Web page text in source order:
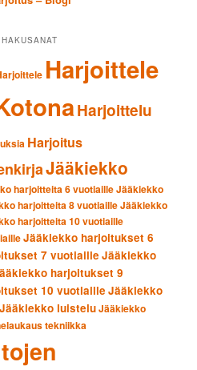
Harjoittele
Harjoittelu
Harjoitus
Jääkiekko
harjoitteita 6 vuotiailleJääkiekko
harjoitteita 8 vuotiailleJääkiekko
harjoitteita 10 vuotiaille
Jääkiekko harjoitukset 6
7 vuotiaille Jääkiekko
harjoitukset 9
10 vuotiaille Jääkiekko
Jääkiekko luisteluJääkiekko
tekniikka